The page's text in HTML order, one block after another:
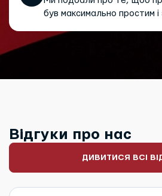
був максимально простим і
Відгуки про нас
ДИВИТИСЯ ВСІ